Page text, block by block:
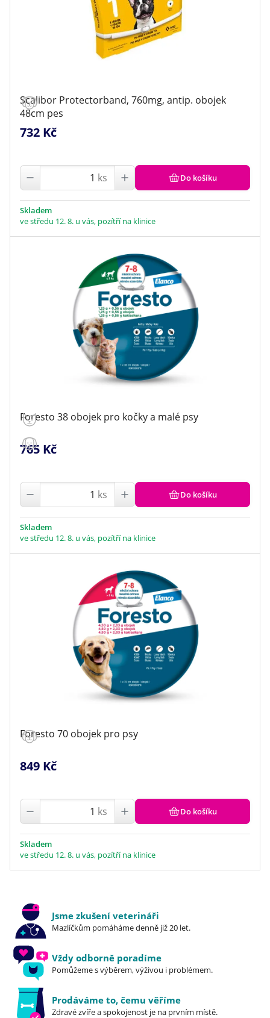
Scalibor Protectorband, 760mg, antip. obojek
48cm pes
732 Kč
ks Do košíku
Skladem
ve středu 12. 8. u vás, pozítří na klinice
Foresto 38 obojek pro kočky a malé psy
765 Kč
ks Do košíku
Skladem
ve středu 12. 8. u vás, pozítří na klinice
Foresto 70 obojek pro psy
849 Kč
ks Do košíku
Skladem
ve středu 12. 8. u vás, pozítří na klinice
Jsme zkušení veterináři
Mazlíčkům pomáháme denně již 20 let.
Vždy odborně poradíme
Pomůžeme s výběrem, výživou i problémem.
Prodáváme to, čemu věříme
Zdravé zvíře a spokojenost je na prvním místě.